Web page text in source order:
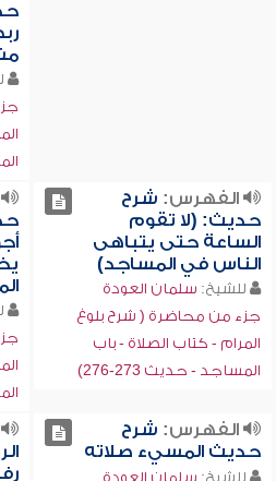
الفهرس: شرح
حديث: (لا تقوم
الساعة حتى يتباهى
الناس في المساجد)
للشيخ: سلمان العودة
جزء من محاضرة ( شرح بلوغ
المرام - كتاب الصلاة - باب
المساجد - حديث 273-276)
الفهرس: شرح
حديث المسيء صلاته
للشيخ: سلمان العودة